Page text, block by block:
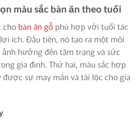
màu sắc bàn ăn theo tuổi
cho bàn ăn gỗ phù hợp với tuổi tác
ích. Đầu tiên, nó tạo ra một môi
hưởng đến tâm trạng và sức
gia đình. Thứ hai, màu sắc hợp
sự may mắn và tài lộc cho gia